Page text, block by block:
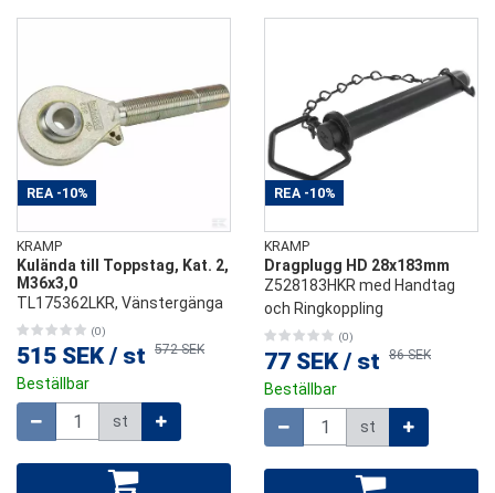
REA -10%
KRAMP
Kulända till Toppstag, Kat. 2,
M36x3,0
TL175362LKR, Vänstergänga
(0)
515 SEK / st 572 SEK
Beställbar
st
REA -10%
KRAMP
Dragplugg HD 28x183mm
Z528183HKR med Handtag
och Ringkoppling
(0)
77 SEK / st 86 SEK
Beställbar
st